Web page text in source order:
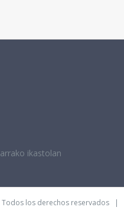
ikastolan
Todos los derechos reservados |